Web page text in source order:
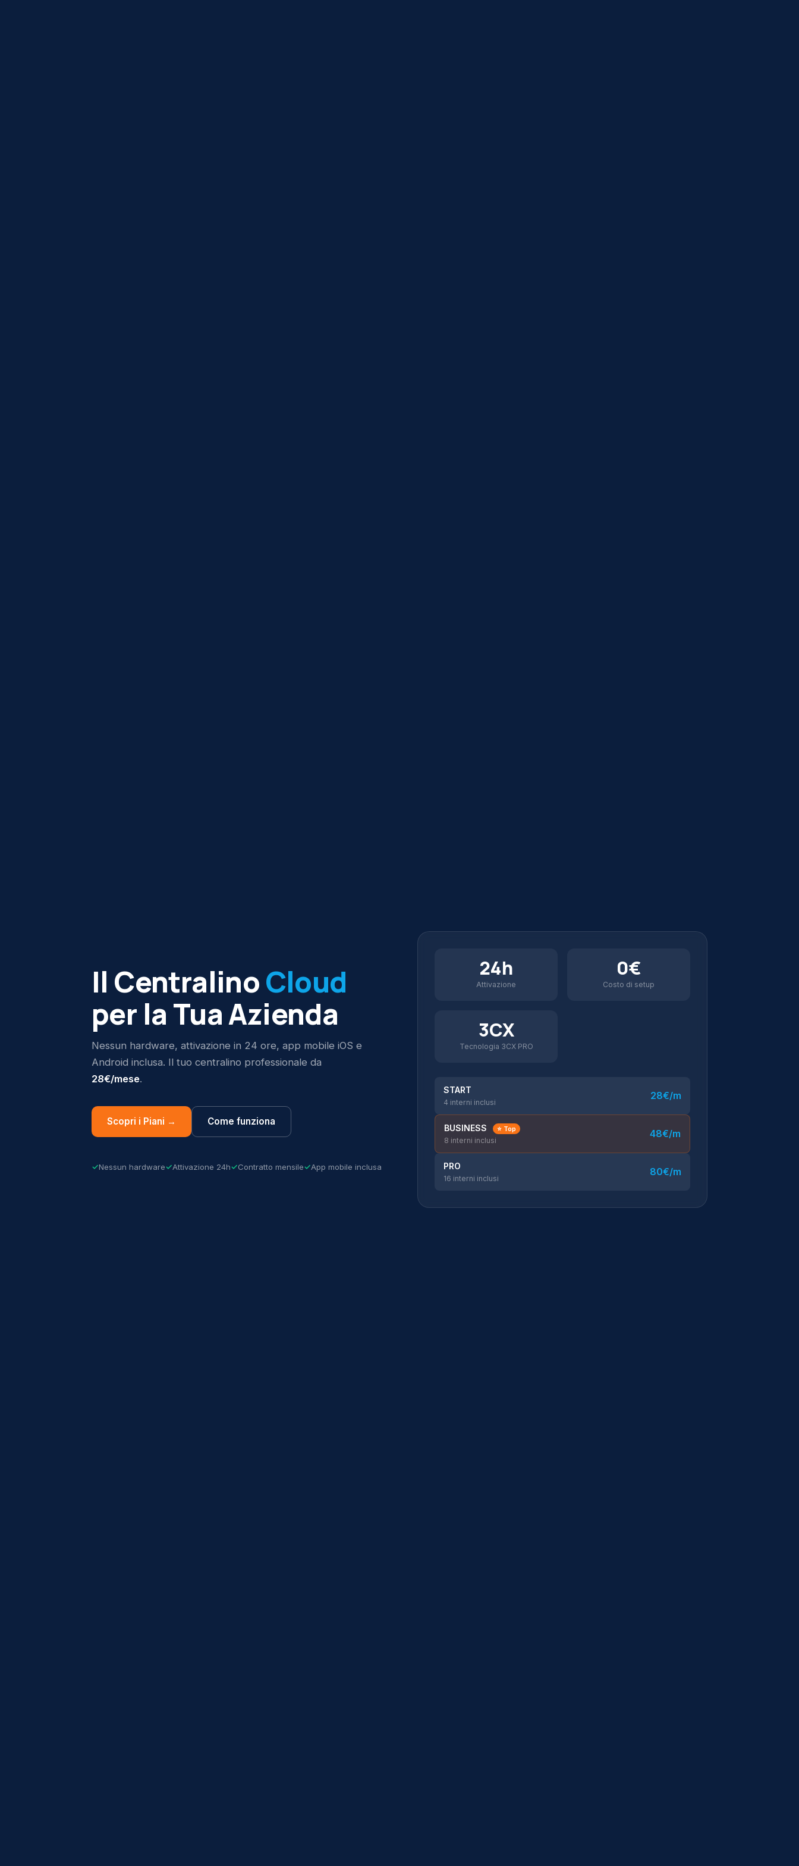
Il CentralinoCloud
per la Tua Azienda
Nessun hardware, attivazione in 24 ore, app mobile iOS e
Android inclusa. Il tuo centralino professionale da
28€/mese.
Scopri i Piani → Come funziona
Nessun hardware Attivazione 24h Contratto mensile App mobile inclusa
24h
Attivazione
0€
Costo di setup
3CX
Tecnologia 3CX PRO
START
4 interni inclusi
28€/m
BUSINESS ⭐ Top
8 interni inclusi
48€/m
PRO
16 interni inclusi
80€/m